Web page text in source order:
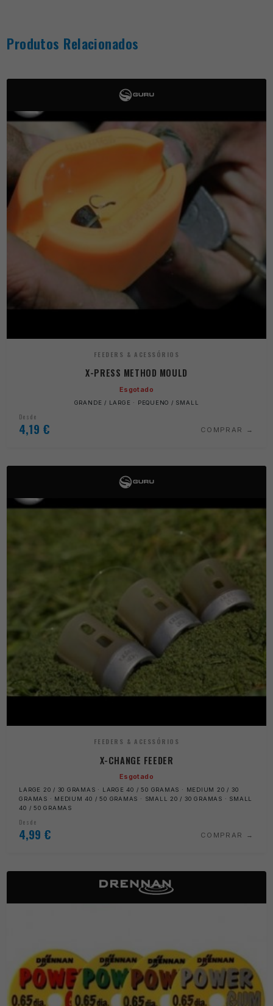
Produtos Relacionados
FEEDERS & ACESSÓRIOS
X-PRESS METHOD MOULD
Esgotado
GRANDE / LARGE · PEQUENO / SMALL
Desde
4,19 € COMPRAR
FEEDERS & ACESSÓRIOS
X-CHANGE FEEDER
Esgotado
LARGE 20 / 30 GRAMAS · LARGE 40 / 50 GRAMAS · MEDIUM 20 / 30
GRAMAS · MEDIUM 40 / 50 GRAMAS · SMALL 20 / 30 GRAMAS · SMALL
40 / 50 GRAMAS
Desde
4,99 € COMPRAR